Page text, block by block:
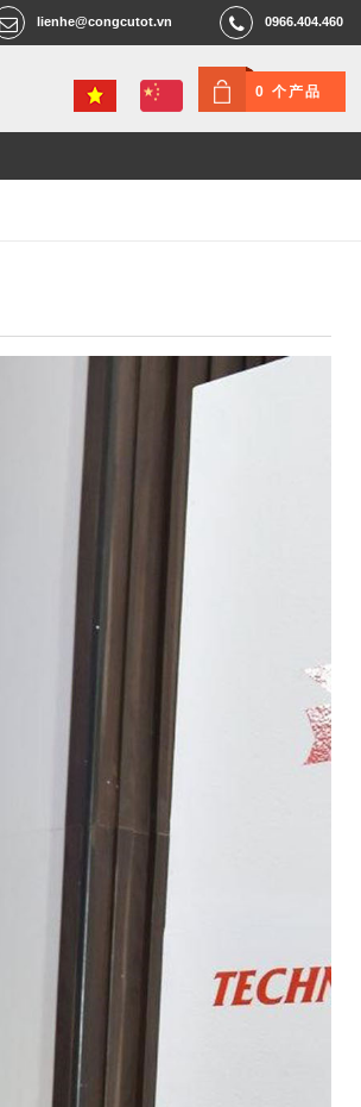
0966.404.460
lienhe@congcutot.vn
0 个产品